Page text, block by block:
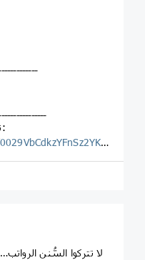
‏تابع قناة السنة النبوية في واتساب:
لا تتركوا السُّنن